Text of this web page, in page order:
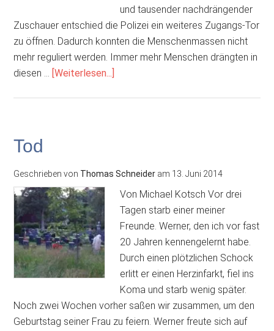
und tausender nachdrängender
Zuschauer entschied die Polizei ein weiteres Zugangs-Tor
zu öffnen. Dadurch konnten die Menschenmassen nicht
mehr reguliert werden. Immer mehr Menschen drängten in
diesen … [Weiterlesen...]
Tod
Geschrieben von Thomas Schneider am 13. Juni 2014
Von Michael Kotsch Vor drei
Tagen starb einer meiner
Freunde. Werner, den ich vor fast
20 Jahren kennengelernt habe.
Durch einen plötzlichen Schock
erlitt er einen Herzinfarkt, fiel ins
Koma und starb wenig später.
Noch zwei Wochen vorher saßen wir zusammen, um den
Geburtstag seiner Frau zu feiern. Werner freute sich auf